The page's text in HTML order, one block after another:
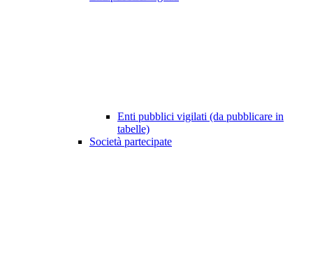
Enti pubblici vigilati (da pubblicare in
tabelle)
Società partecipate